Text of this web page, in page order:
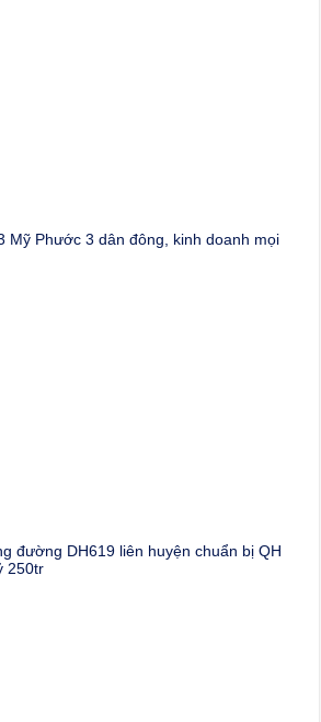
Mỹ Phước 3 dân đông, kinh doanh mọi
đường DH619 liên huyện chuẩn bị QH
250tr